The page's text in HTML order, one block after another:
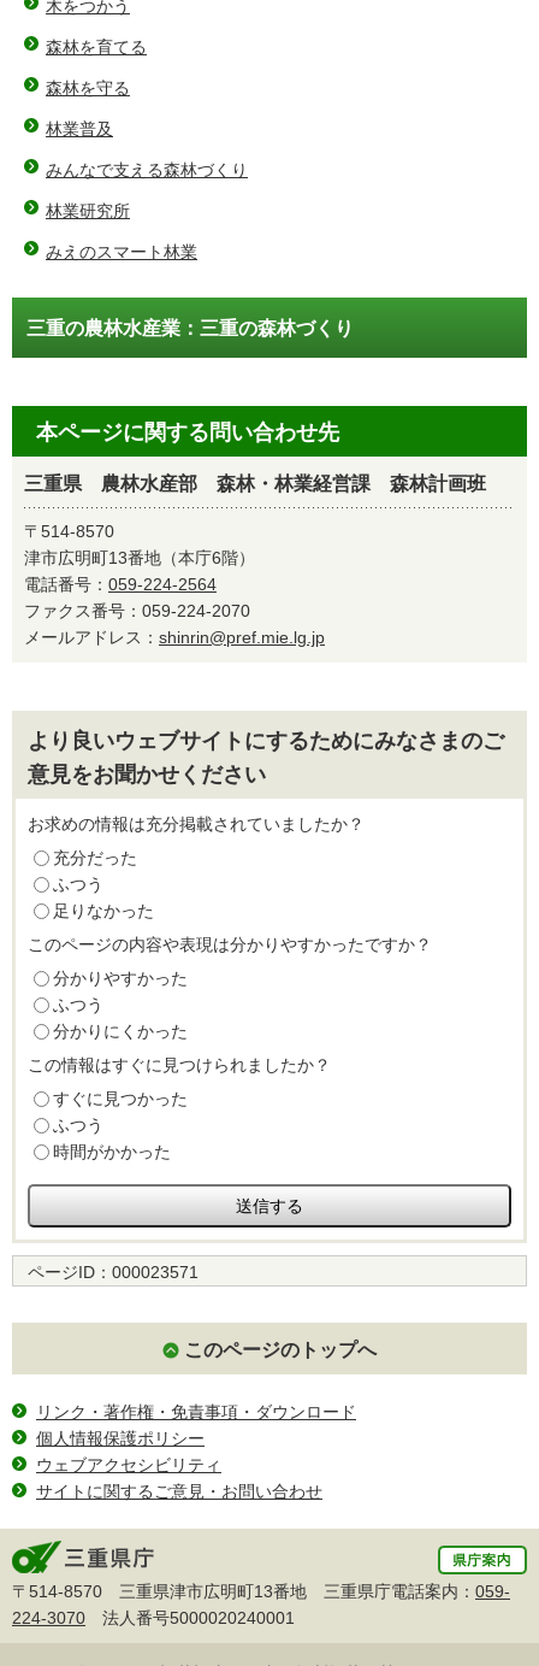
木をつかう
森林を育てる
森林を守る
林業普及
みんなで支える森林づくり
林業研究所
みえのスマート林業
三重の農林水産業：三重の森林づくり
本ページに関する問い合わせ先
三重県 農林水産部 森林・林業経営課 森林計画班
〒514-8570
津市広明町13番地（本庁6階）
電話番号： 059-224-2564
ファクス番号：059-224-2070
メールアドレス： shinrin@pref.mie.lg.jp
より良いウェブサイトにするためにみなさまのご
意見をお聞かせください
お求めの情報は充分掲載されていましたか？
充分だった
ふつう
足りなかった
このページの内容や表現は分かりやすかったですか？
分かりやすかった
ふつう
分かりにくかった
この情報はすぐに見つけられましたか？
すぐに見つかった
ふつう
時間がかかった
ページID： 000023571
このページのトップへ
リンク・著作権・免責事項・ダウンロード
個人情報保護ポリシー
ウェブアクセシビリティ
サイトに関するご意見・お問い合わせ
〒514-8570 三重県津市広明町13番地 三重県庁電話案内： 059-
224-3070 法人番号5000020240001